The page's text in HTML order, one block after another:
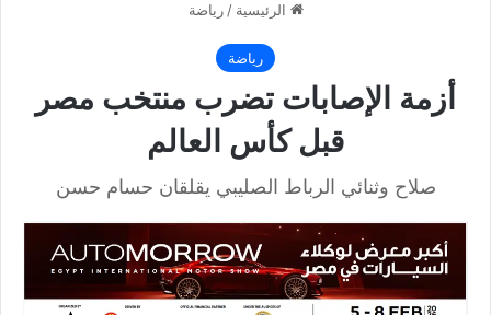
الرئيسية / رياضة
رياضة
أزمة الإصابات تضرب منتخب مصر
قبل كأس العالم
صلاح وثنائي الرباط الصليبي يقلقان حسام حسن